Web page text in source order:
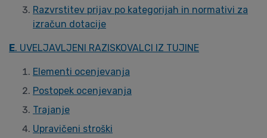
Razvrstitev prijav po kategorijah in normativi za
izračun dotacije
E. UVELJAVLJENI RAZISKOVALCI IZ TUJINE
Elementi ocenjevanja
Postopek ocenjevanja
Trajanje
Upravičeni stroški